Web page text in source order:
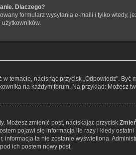
Dlaczego?
formularz wysyłania e-maili i tylko wtedy,
temacie, nacisnąć przycisk „Odpowiedz”.
na każdym forum. Na przykład: Możesz
Możesz zmienić post, naciskając przycisk
pojawi się informacja ile razy i kiedy
ta nie zostanie wyświetlona.
ich postem nowy post.